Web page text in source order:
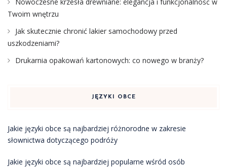
Twoim wnętrzu
Jak skutecznie chronić lakier samochodowy przed
uszkodzeniami?
Drukarnia opakowań kartonowych: co nowego w branży?
JĘZYKI OBCE
Jakie języki obce są najbardziej różnorodne w zakresie
słownictwa dotyczącego podróży
Jakie języki obce są najbardziej popularne wśród osób